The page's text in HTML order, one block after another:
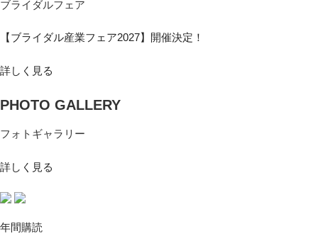
ブライダルフェア
【ブライダル産業フェア2027】開催決定！
詳しく見る
PHOTO GALLERY
フォトギャラリー
詳しく見る
年間購読